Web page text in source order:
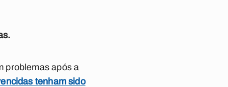
problemas após a
tenham sido